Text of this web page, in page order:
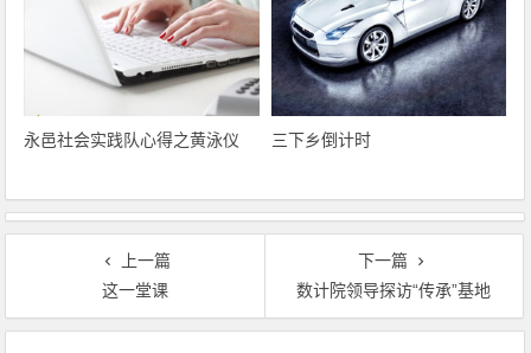
永邑社会实践队心得之黄泳仪 三下乡倒计时
上一篇
这一堂课
下一篇
数计院领导探访“传承”基地